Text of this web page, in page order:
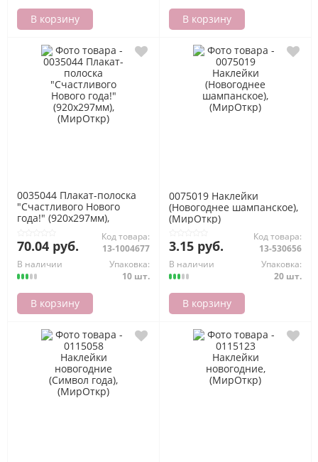
В корзину В корзину
0035044 Плакат-полоска
"Счастливого Нового
года!" (920x297мм),
70.04 руб.
Код товара:
13-1004677
В наличии
Упаковка:
10 шт.
В корзину
0075019 Наклейки
(Новогоднее шампанское),
(МирОткр)
3.15 руб.
Код товара:
13-530656
В наличии
Упаковка:
20 шт.
В корзину